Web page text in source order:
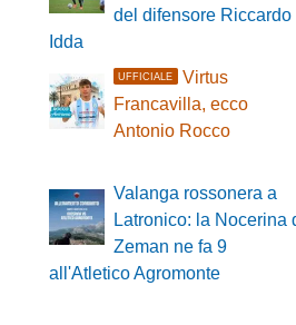
del difensore Riccardo
Idda
UFFICIALE
Virtus
Francavilla, ecco
Antonio Rocco
Valanga rossonera a
Latronico: la Nocerina
Zeman ne fa 9
all'Atletico Agromonte